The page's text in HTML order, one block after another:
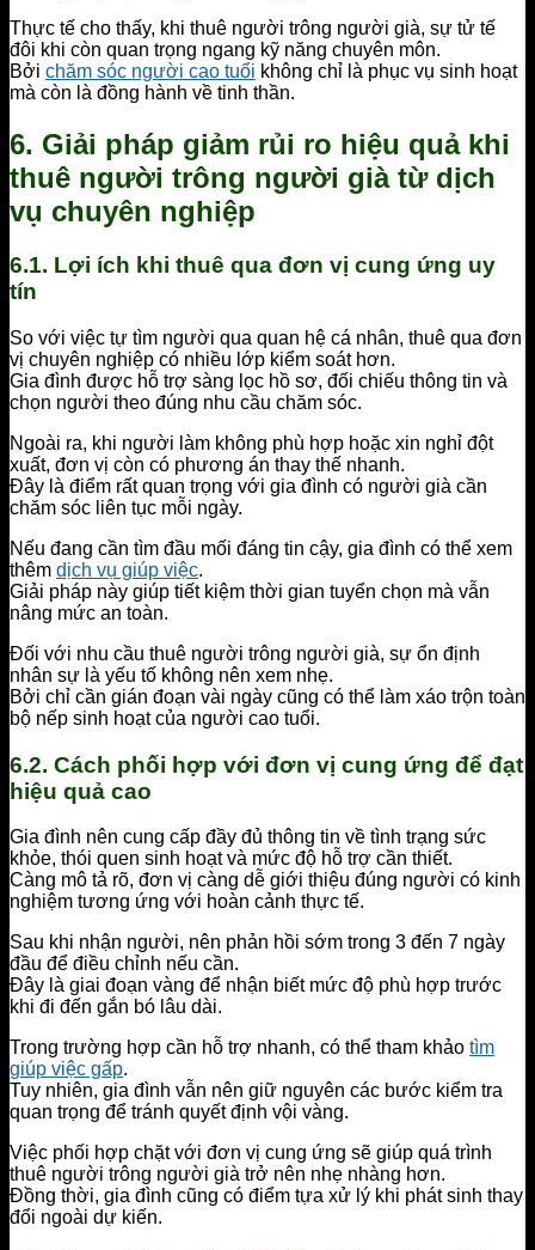
Thực tế cho thấy, khi thuê người trông người già, sự tử tế
đôi khi còn quan trọng ngang kỹ năng chuyên môn.
Bởi chăm sóc người cao tuổi không chỉ là phục vụ sinh hoạt
mà còn là đồng hành về tinh thần.
6. Giải pháp giảm rủi ro hiệu quả khi
thuê người trông người già từ dịch
vụ chuyên nghiệp
6.1. Lợi ích khi thuê qua đơn vị cung ứng uy
tín
So với việc tự tìm người qua quan hệ cá nhân, thuê qua đơn
vị chuyên nghiệp có nhiều lớp kiểm soát hơn.
Gia đình được hỗ trợ sàng lọc hồ sơ, đối chiếu thông tin và
chọn người theo đúng nhu cầu chăm sóc.
Ngoài ra, khi người làm không phù hợp hoặc xin nghỉ đột
xuất, đơn vị còn có phương án thay thế nhanh.
Đây là điểm rất quan trọng với gia đình có người già cần
chăm sóc liên tục mỗi ngày.
Nếu đang cần tìm đầu mối đáng tin cậy, gia đình có thể xem
thêm dịch vụ giúp việc.
Giải pháp này giúp tiết kiệm thời gian tuyển chọn mà vẫn
nâng mức an toàn.
Đối với nhu cầu thuê người trông người già, sự ổn định
nhân sự là yếu tố không nên xem nhẹ.
Bởi chỉ cần gián đoạn vài ngày cũng có thể làm xáo trộn toàn
bộ nếp sinh hoạt của người cao tuổi.
6.2. Cách phối hợp với đơn vị cung ứng để đạt
hiệu quả cao
Gia đình nên cung cấp đầy đủ thông tin về tình trạng sức
khỏe, thói quen sinh hoạt và mức độ hỗ trợ cần thiết.
Càng mô tả rõ, đơn vị càng dễ giới thiệu đúng người có kinh
nghiệm tương ứng với hoàn cảnh thực tế.
Sau khi nhận người, nên phản hồi sớm trong 3 đến 7 ngày
đầu để điều chỉnh nếu cần.
Đây là giai đoạn vàng để nhận biết mức độ phù hợp trước
khi đi đến gắn bó lâu dài.
Trong trường hợp cần hỗ trợ nhanh, có thể tham khảo tìm
giúp việc gấp.
Tuy nhiên, gia đình vẫn nên giữ nguyên các bước kiểm tra
quan trọng để tránh quyết định vội vàng.
Việc phối hợp chặt với đơn vị cung ứng sẽ giúp quá trình
thuê người trông người già trở nên nhẹ nhàng hơn.
Đồng thời, gia đình cũng có điểm tựa xử lý khi phát sinh thay
đổi ngoài dự kiến.